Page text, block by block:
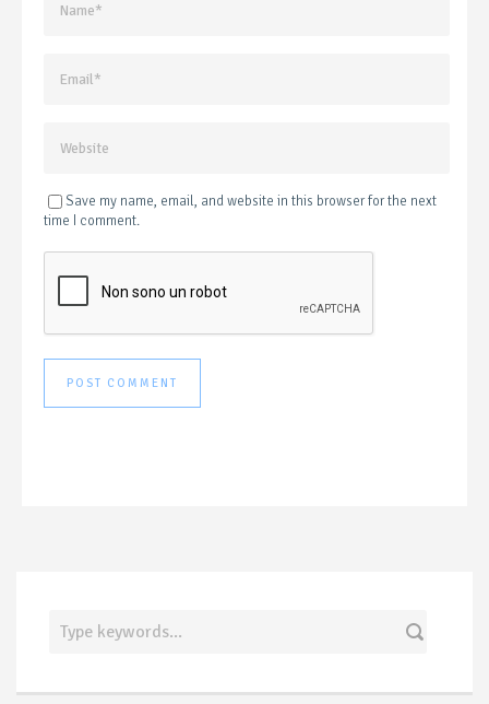
Save my name, email, and website in this browser for the next
time I comment.